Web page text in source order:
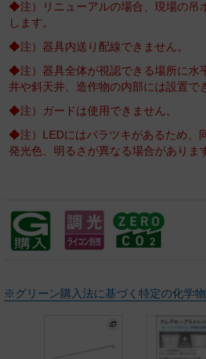
◆注）リニューアルの場合、現場の吊
します。
◆注）器具内送り配線できません。
◆注）器具全体が視認できる場所に水
井や斜天井、造作物の内部には設置で
◆注）ガードは使用できません。
◆注）LEDにはバラツキがあるため、
発光色、明るさが異なる場合がありま
※グリーン購入法に基づく特定の化学